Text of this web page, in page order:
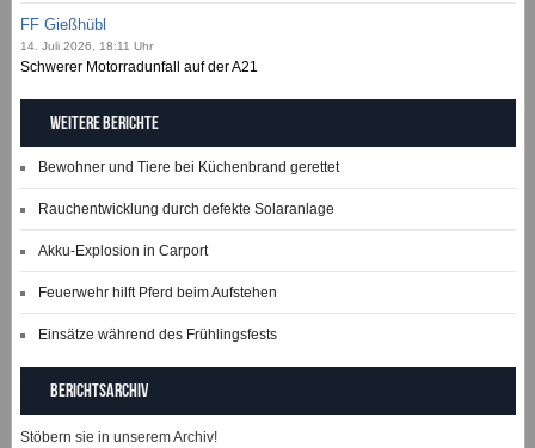
FF Gießhübl
14. Juli 2026, 18:11 Uhr
Schwerer Motorradunfall auf der A21
Weitere Berichte
Bewohner und Tiere bei Küchenbrand gerettet
Rauchentwicklung durch defekte Solaranlage
Akku-Explosion in Carport
Feuerwehr hilft Pferd beim Aufstehen
Einsätze während des Frühlingsfests
Berichtsarchiv
Stöbern sie in unserem Archiv!